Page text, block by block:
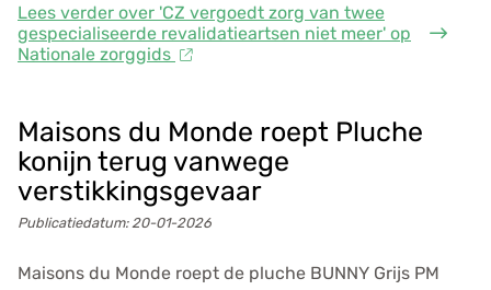
Lees verder over 'CZ vergoedt zorg van twee
gespecialiseerde revalidatieartsen niet meer' op
Nationale zorggids
Maisons du Monde roept Pluche
konijn terug vanwege
verstikkingsgevaar
Publicatiedatum: 20-01-2026
Maisons du Monde roept de pluche BUNNY Grijs PM